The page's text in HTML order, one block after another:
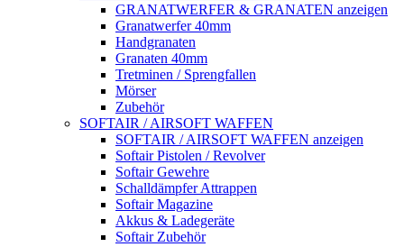
GRANATWERFER & GRANATEN anzeigen
Granatwerfer 40mm
Handgranaten
Granaten 40mm
Tretminen / Sprengfallen
Mörser
Zubehör
SOFTAIR / AIRSOFT WAFFEN
SOFTAIR / AIRSOFT WAFFEN anzeigen
Softair Pistolen / Revolver
Softair Gewehre
Schalldämpfer Attrappen
Softair Magazine
Akkus & Ladegeräte
Softair Zubehör